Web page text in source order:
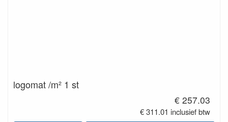
logomat /m² 1 st
€ 257.03
€ 311.01 inclusief btw